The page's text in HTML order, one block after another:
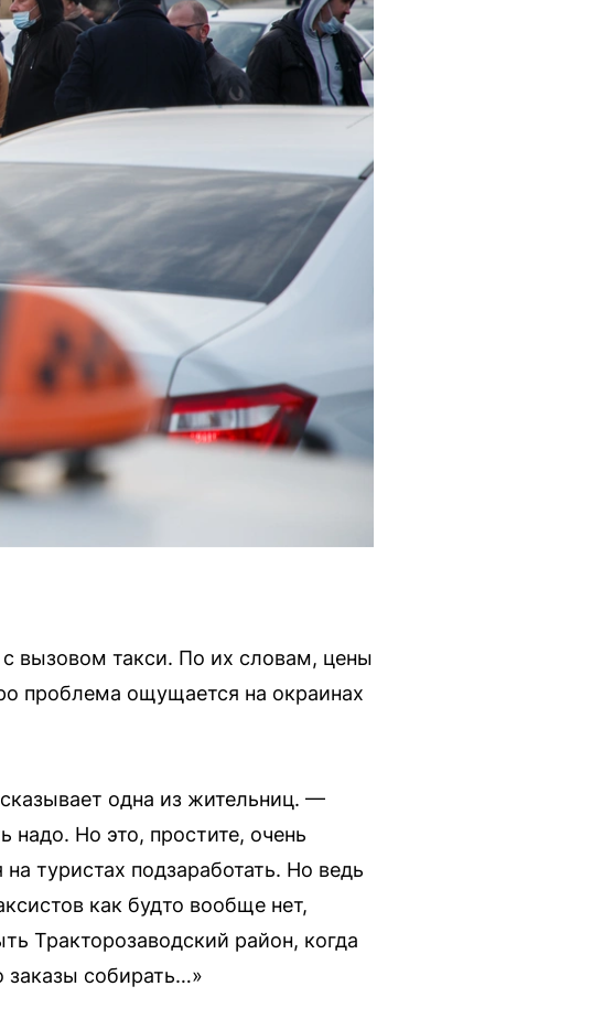
вызовом такси. По их словам, цены
проблема ощущается на окраинах
одна из жительниц. —
надо. Но это, простите, очень
туристах подзаработать. Но ведь
как будто вообще нет,
Тракторозаводский район, когда
заказы собирать…»